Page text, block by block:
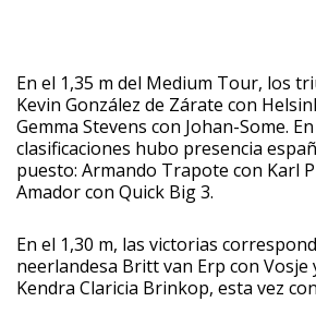
En el 1,35 m del Medium Tour, los
Kevin González de Zárate con
Gemma Stevens con Johan-Some.
clasificaciones hubo presencia
puesto: Armando Trapote con Karl
Amador con Quick Big 3.
En el 1,30 m, las victorias
neerlandesa Britt van Erp con Vosje
Kendra Claricia Brinkop, esta vez